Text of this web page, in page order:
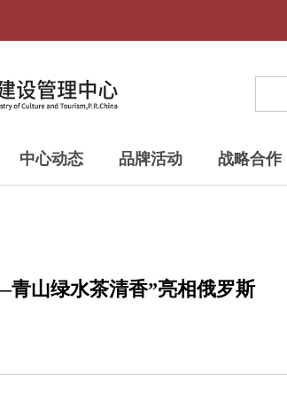
战略合作
品牌活动
中心动态
山绿水茶清香”亮相俄罗斯